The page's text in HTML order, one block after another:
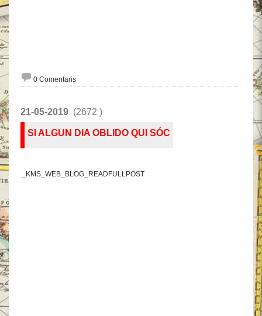
0 Comentaris
21-05-2019 (2672 )
SI ALGUN DIA OBLIDO QUI SÓC
_KMS_WEB_BLOG_READFULLPOST